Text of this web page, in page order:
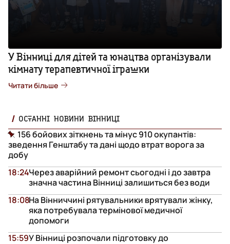
У Вінниці для дітей та юнацтва організували
кімнату терапевтичної іграшки
Читати більше
ОСТАННІ НОВИНИ ВІННИЦІ
156 бойових зіткнень та мінус 910 окупантів:
зведення Генштабу та дані щодо втрат ворога за
добу
Через аварійний ремонт сьогодні і до завтра
значна частина Вінниці залишиться без води
18:24
На Вінниччині рятувальники врятували жінку,
яка потребувала термінової медичної
допомоги
18:08
У Вінниці розпочали підготовку до
15:59